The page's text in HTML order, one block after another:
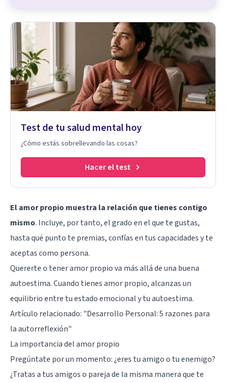
Test de tu salud mental hoy
¿Cómo estás sobrellevando las cosas?
Hacer el test
El amor propio muestra la relación que tienes contigo
mismo. Incluye, por tanto, el grado en el que te gustas,
hasta qué punto te premias, confías en tus capacidades y te
aceptas como persona.
Quererte o tener amor propio va más allá de una buena
autoestima. Cuando tienes amor propio, alcanzas un
equilibrio entre tu estado emocional y tu autoestima.
Artículo relacionado: "Desarrollo Personal: 5 razones para
la autorreflexión"
La importancia del amor propio
Pregúntate por un momento: ¿eres tu amigo o tu enemigo?
¿Tratas a tus amigos o pareja de la misma manera que te